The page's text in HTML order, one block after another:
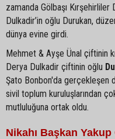
zamanda Gölbaşı
Dulkadir’in oğlu Durukan,
dünya evine girdi.
Mehmet & Ayşe Ünal çiftinin
Derya Dulkadir çiftinin oğlu
Şato Bonbon'da gerçekleşen
sivil toplum kuruluşlarından
mutluluğuna ortak oldu.
Nikahı Başkan Yakup